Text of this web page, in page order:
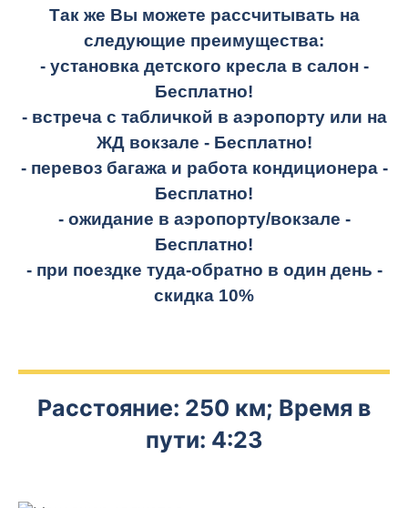
Так же Вы можете рассчитывать на
следующие преимущества:
- установка детского кресла в салон -
Бесплатно!
- встреча с табличкой в аэропорту или на
ЖД вокзале - Бесплатно!
- перевоз багажа и работа кондиционера -
Бесплатно!
- ожидание в аэропорту/вокзале -
Бесплатно!
- при поездке туда-обратно в один день -
скидка 10%
Расстояние: 250 км; Время в
пути: 4:23